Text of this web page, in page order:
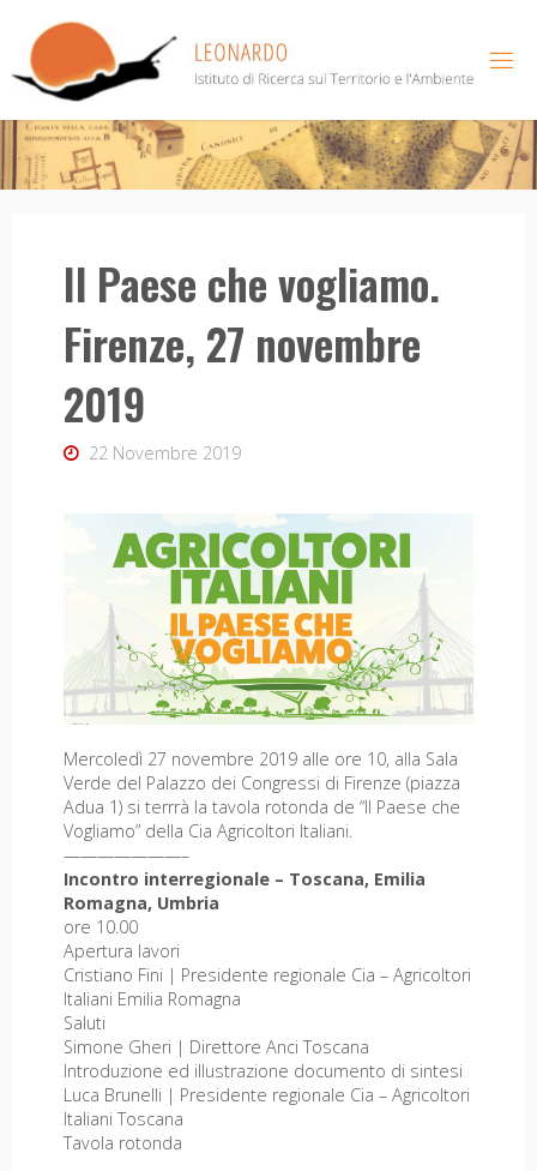
contenuto
Il Paese che vogliamo.
Firenze, 27 novembre
2019
22 Novembre 2019
Mercoledì 27 novembre 2019 alle ore 10, alla Sala
Verde del Palazzo dei Congressi di Firenze (piazza
Adua 1) si terrrà la tavola rotonda de “Il Paese che
Vogliamo” della Cia Agricoltori Italiani.
———————–
Incontro interregionale – Toscana, Emilia
Romagna, Umbria
ore 10.00
Apertura lavori
Cristiano Fini | Presidente regionale Cia – Agricoltori
Italiani Emilia Romagna
Saluti
Simone Gheri | Direttore Anci Toscana
Introduzione ed illustrazione documento di sintesi
Luca Brunelli | Presidente regionale Cia – Agricoltori
Italiani Toscana
Tavola rotonda